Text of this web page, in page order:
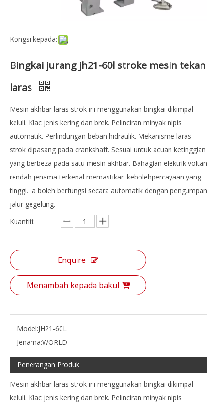
Kongsi kepada:
Bingkai jurang jh21-60l stroke mesin tekan
laras
Mesin akhbar laras strok ini menggunakan bingkai dikimpal
keluli. Klac jenis kering dan brek. Pelinciran minyak nipis
automatik. Perlindungan beban hidraulik. Mekanisme laras
strok dipasang pada crankshaft. Sesuai untuk acuan ketinggian
yang berbeza pada satu mesin akhbar. Bahagian elektrik voltan
rendah jenama terkenal memastikan kebolehpercayaan yang
tinggi. Ia boleh berfungsi secara automatik dengan pengumpan
jalur gegelung.
Kuantiti:
Enquire
Menambah kepada bakul
Model:JH21-60L
Jenama:WORLD
Penerangan Produk
Mesin akhbar laras strok ini menggunakan bingkai dikimpal
keluli. Klac jenis kering dan brek. Pelinciran minyak nipis